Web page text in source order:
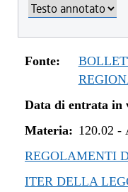
Fonte:
Data di entrata in
Materia: 120.02 -
REGOLAMENTI
ITER DELLA